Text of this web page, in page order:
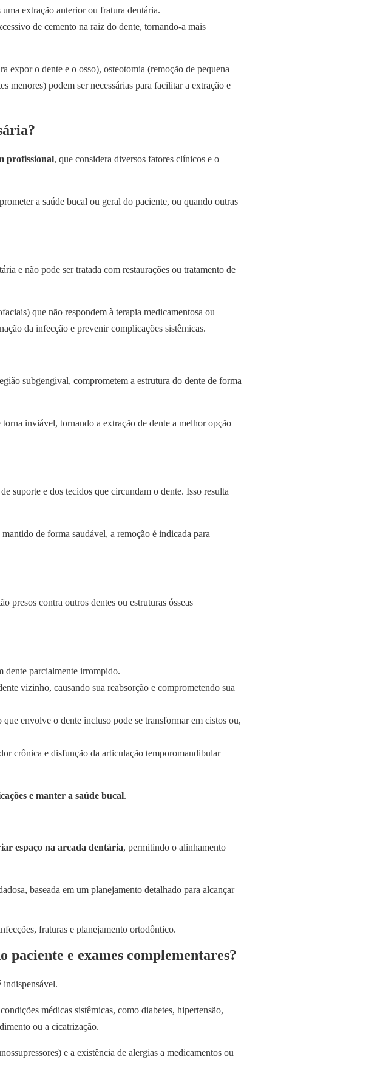
extração anterior ou fratura dentária.
de cemento na raiz do dente, tornando-a mais
expor o dente e o osso), osteotomia (remoção de pequena
menores) podem ser necessárias para facilitar a extração e
profissional, que considera diversos fatores clínicos e o
a saúde bucal ou geral do paciente, ou quando outras
e não pode ser tratada com restaurações ou tratamento de
que não respondem à terapia medicamentosa ou
da infecção e prevenir complicações sistêmicas.
subgengival, comprometem a estrutura do dente de forma
inviável, tornando a extração de dente a melhor opção
suporte e dos tecidos que circundam o dente. Isso resulta
de forma saudável, a remoção é indicada para
presos contra outros dentes ou estruturas ósseas
dente parcialmente irrompido.
vizinho, causando sua reabsorção e comprometendo sua
envolve o dente incluso pode se transformar em cistos ou,
crônica e disfunção da articulação temporomandibular
e manter a saúde bucal.
espaço na arcada dentária, permitindo o alinhamento
baseada em um planejamento detalhado para alcançar
e exames complementares?
indispensável.
médicas sistêmicas, como diabetes, hipertensão,
ou a cicatrização.
e a existência de alergias a medicamentos ou